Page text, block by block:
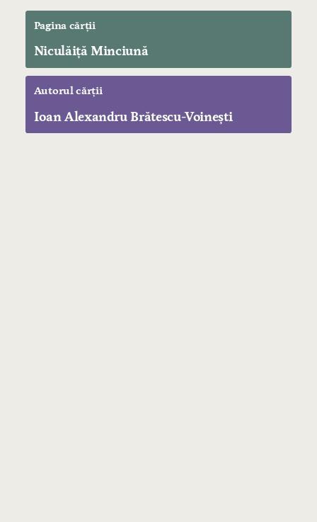
Pagina cărții
Niculăiță Minciună
Autorul cărții
Ioan Alexandru Brătescu-Voinești